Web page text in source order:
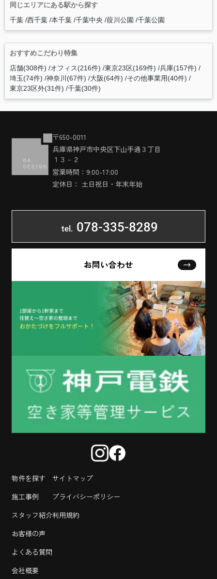
同じエリアにある駅から探す
千葉 西千葉 本千葉 千葉中央 葭川公園 千葉公園
おすすめこだわり特集
店舗(308件) オフィス(216件) 東京23区(169件) 兵庫(157件)
埼玉(74件) 神奈川(67件) 大阪(64件) その他事業用(40件)
東京23区外(31件) 千葉(30件)
〒650-0011
兵庫県神戸市中央区下山手通３丁目
１３－２
営業時間：9:00-17:00
定休日： 土日祝日・年末年始
tel. 078-335-8289
お問い合わせ
物件を探す
施工事例
スタッフ紹介
お客様の声
よくある質問
会社概要
サイトマップ
プライバシーポリシー
利用規約